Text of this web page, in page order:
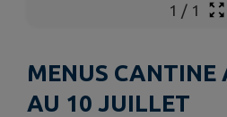
1 / 1
MENUS CANTINE
AU 10 JUILLET